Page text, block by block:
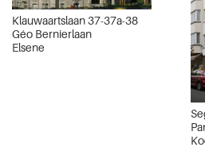
Klauwaartslaan 37-37a-38
Géo Bernierlaan
Elsene